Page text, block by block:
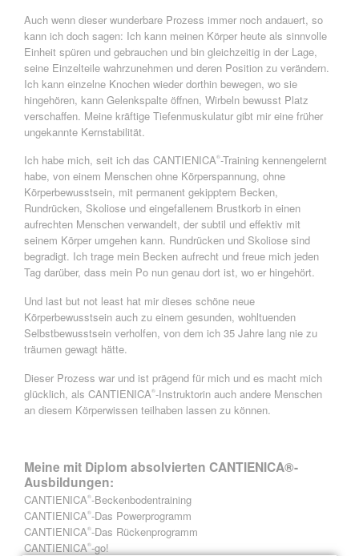
Auch wenn dieser wunderbare Prozess immer noch andauert, so
kann ich doch sagen: Ich kann meinen Körper heute als sinnvolle
Einheit spüren und gebrauchen und bin gleichzeitig in der Lage,
seine Einzelteile wahrzunehmen und deren Position zu verändern.
Ich kann einzelne Knochen wieder dorthin bewegen, wo sie
hingehören, kann Gelenkspalte öffnen, Wirbeln bewusst Platz
verschaffen. Meine kräftige Tiefenmuskulatur gibt mir eine früher
ungekannte Kernstabilität.
Ich habe mich, seit ich das CANTIENICA®-Training kennengelernt
habe, von einem Menschen ohne Körperspannung, ohne
Körperbewusstsein, mit permanent gekipptem Becken,
Rundrücken, Skoliose und eingefallenem Brustkorb in einen
aufrechten Menschen verwandelt, der subtil und effektiv mit
seinem Körper umgehen kann. Rundrücken und Skoliose sind
begradigt. Ich trage mein Becken aufrecht und freue mich jeden
Tag darüber, dass mein Po nun genau dort ist, wo er hingehört.
Und last but not least hat mir dieses schöne neue
Körperbewusstsein auch zu einem gesunden, wohltuenden
Selbstbewusstsein verholfen, von dem ich 35 Jahre lang nie zu
träumen gewagt hätte.
Dieser Prozess war und ist prägend für mich und es macht mich
glücklich, als CANTIENICA®-Instruktorin auch andere Menschen
an diesem Körperwissen teilhaben lassen zu können.
Meine mit Diplom absolvierten CANTIENICA®-
Ausbildungen:
CANTIENICA®-Beckenbodentraining
CANTIENICA®-Das Powerprogramm
CANTIENICA®-Das Rückenprogramm
CANTIENICA®-go!